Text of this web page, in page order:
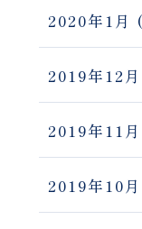
2020年1月
2019年12月
2019年11月
2019年10月